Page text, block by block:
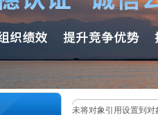
未将对象引用设置到对